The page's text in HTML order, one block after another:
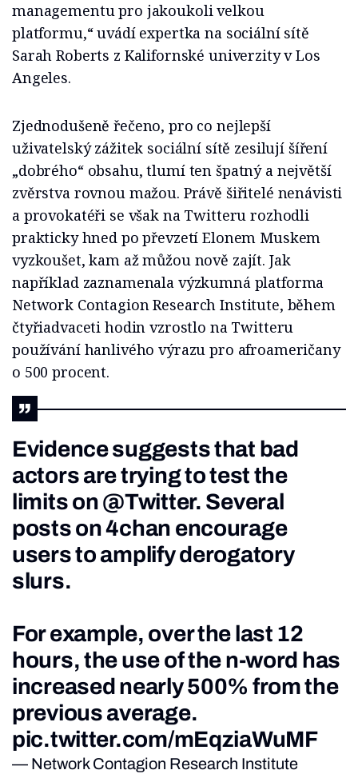
managementu pro jakoukoli velkou
platformu,“ uvádí expertka na sociální sítě
Sarah Roberts z Kalifornské univerzity v Los
Angeles.
Zjednodušeně řečeno, pro co nejlepší
uživatelský zážitek sociální sítě zesilují šíření
„dobrého“ obsahu, tlumí ten špatný a největší
zvěrstva rovnou mažou. Právě šiřitelé nenávisti
a provokatéři se však na Twitteru rozhodli
prakticky hned po převzetí Elonem Muskem
vyzkoušet, kam až můžou nově zajít. Jak
například zaznamenala výzkumná platforma
Network Contagion Research Institute, během
čtyřiadvaceti hodin vzrostlo na Twitteru
používání hanlivého výrazu pro afroameričany
o 500 procent.
Evidence suggests that bad
actors are trying to test the
limits on@Twitter. Several
posts on 4chan encourage
users to amplify derogatory
slurs.
For example, over the last 12
hours, the use of the n-word has
increased nearly 500% from the
previous average.
pic.twitter.com/mEqziaWuMF
— Network Contagion Research Institute